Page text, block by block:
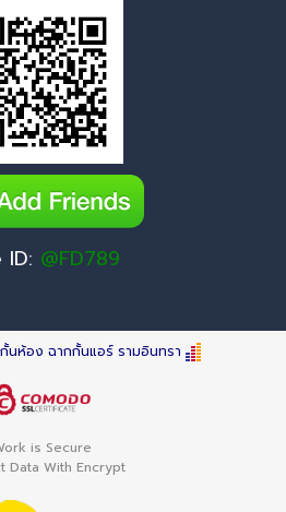
ID: @FD789
นห้อง ฉากกั้นแอร์ รามอินทรา
is Secure
Data With Encrypt